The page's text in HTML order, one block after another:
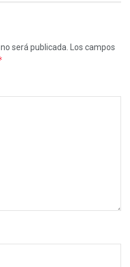
será publicada.
Los campos